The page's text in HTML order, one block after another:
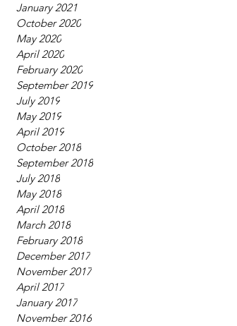
January 2021
October 2020
May 2020
April 2020
February 2020
September 2019
July 2019
May 2019
April 2019
October 2018
September 2018
July 2018
May 2018
April 2018
March 2018
February 2018
December 2017
November 2017
April 2017
January 2017
November 2016